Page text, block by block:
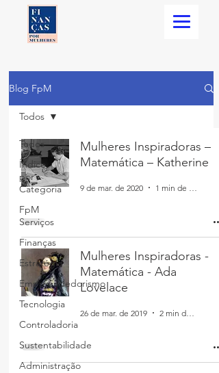
Blog FpM
Todos
Índice
por
Categoria
FpM
Serviços
Finanças
Estratégia
Empreendedorismo
Tecnologia
Controladoria
Sustentabilidade
Administração
Todos
Mulheres Inspiradoras –
Matemática – Katherine
9 de mar. de 2020
Mulheres Inspiradoras -
Matemática - Ada
Lovelace
26 de mar. de 2019